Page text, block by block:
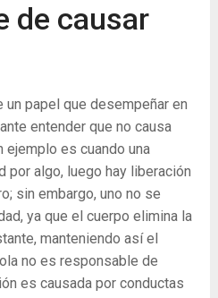
de causar
un papel que desempeñar en
entender que no causa
ejemplo es cuando una
por algo, luego hay liberación
sin embargo, uno no se
ya que el cuerpo elimina la
manteniendo así el
no es responsable de
es causada por conductas